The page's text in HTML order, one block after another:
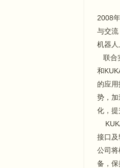
2008
与交流
机器人
联合
和
的应
势，
化，
接口
公司
备，